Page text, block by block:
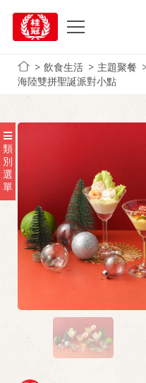
飲食生活 主題聚餐
海陸雙拼聖誕派對小點
類
別
選
單